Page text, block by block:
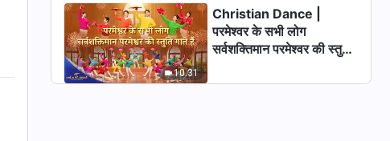
10:31
Christian Dance |
परमेश्वर के सभी लोग
सर्वशक्तिमान परमेश्वर की स्तुति
आवाजें